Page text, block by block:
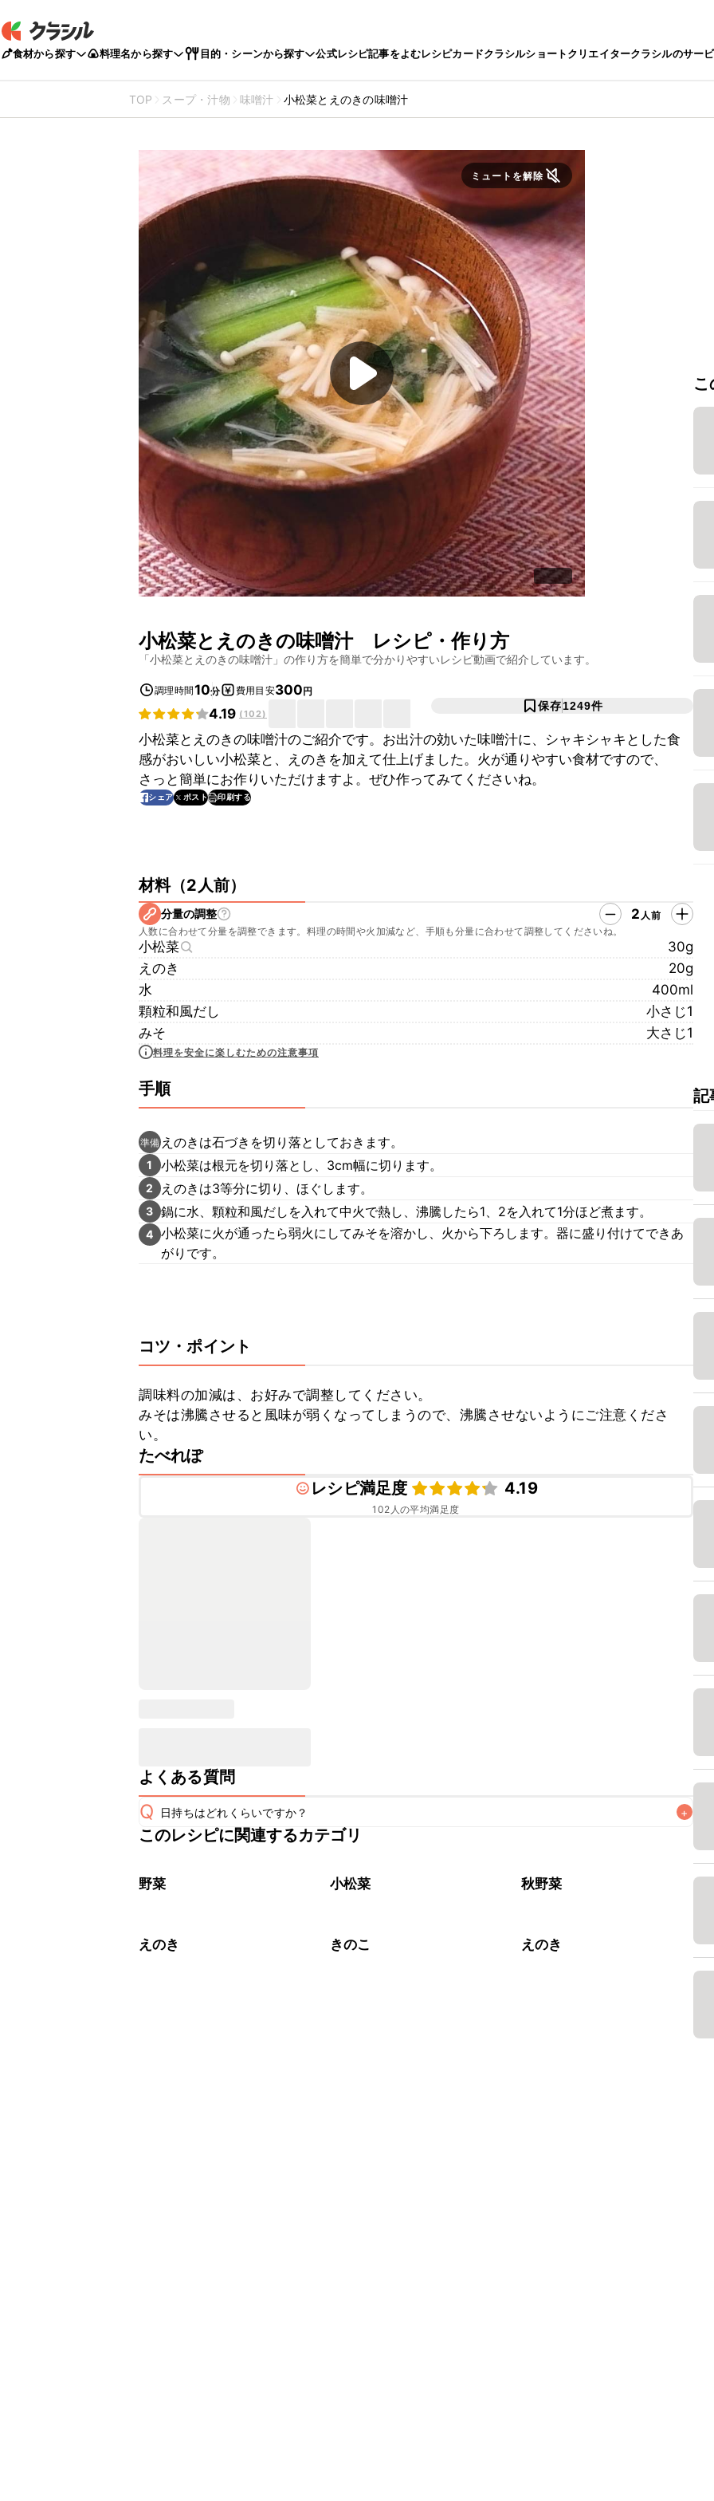
食材から探す 料理名から探す 目的・シーンから探す 公式レシピ記事をよむレシピカードクラシルショートクリエイタークラシルのサー
TOP スープ・汁物 味噌汁 小松菜とえのきの味噌汁
ミュートを解除
小松菜とえのきの味噌汁レシピ・作り方
「小松菜とえのきの味噌汁 」の作り方を簡単で分かりやすいレシピ動画で紹介しています。
調理時間10分 費用目安300円
4.19 (102)
保存1249件
小松菜とえのきの味噌汁のご紹介です。お出汁の効いた味噌汁に、シャキシャキとした食
感がおいしい小松菜と、えのきを加えて仕上げました。火が通りやすい食材ですので、
さっと簡単にお作りいただけますよ。ぜひ作ってみてくださいね。
シェア ポスト 印刷する
材料（2人前）
分量の調整 2 人前
人数に合わせて分量を調整できます。料理の時間や火加減など、手順も分量に合わせて調整してくださいね。
小松菜
30g
えのき
20g
水
400ml
顆粒和風だし
小さじ1
みそ
大さじ1
料理を安全に楽しむための注意事項
手順
準備 えのきは石づきを切り落としておきます。
1 小松菜は根元を切り落とし、3cm幅に切ります。
2 えのきは3等分に切り、ほぐします。
3 鍋に水、顆粒和風だしを入れて中火で熱し、沸騰したら1、2を入れて1分ほど煮ます。
4 小松菜に火が通ったら弱火にしてみそを溶かし、火から下ろします。器に盛り付けてできあ
がりです。
コツ・ポイント
調味料の加減は、お好みで調整してください。
みそは沸騰させると風味が弱くなってしまうので、沸騰させないようにご注意くださ
い。
たべれぽ
レシピ満足度
4.19
102 人の平均満足度
よくある質問
Q 日持ちはどれくらいですか？ +
保存期間は冷蔵で翌日中が目安です。なるべくお早めにお召し上がりください。
※日持ちは目安です。
このレシピに関連するカテゴリ
野菜 小松菜 秋野菜
えのき きのこ えのき
記